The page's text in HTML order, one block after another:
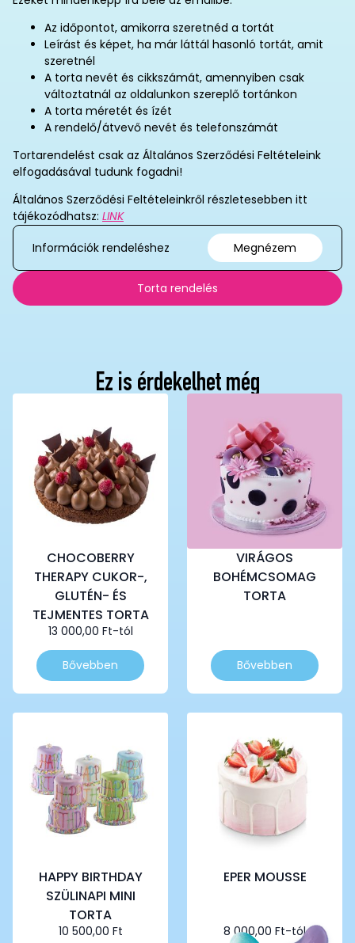
Az időpontot, amikorra szeretnéd a tortát
Leírást és képet, ha már láttál hasonló tortát, amit
szeretnél
A torta nevét és cikkszámát, amennyiben csak
változtatnál az oldalunkon szereplő tortánkon
A torta méretét és ízét
A rendelő/átvevő nevét és telefonszámát
Tortarendelést csak az Általános Szerződési Feltételeink
elfogadásával tudunk fogadni!
Általános Szerződési Feltételeinkről részletesebben itt
tájékozódhatsz: LINK
Információk rendeléshez
Megnézem
Torta rendelés
Ez is érdekelhet még
CHOCOBERRY
THERAPY CUKOR-,
GLUTÉN- ÉS
TEJMENTES TORTA
13 000,00 Ft-tól
Bővebben
Ennek
a
terméknek
van.
A
változatok
a
termékoldalon
választhatók
VIRÁGOS
BOHÉMCSOMAG
TORTA
Bővebben
Ennek
a
terméknek
változatok
termékoldalon
választhatók
HAPPY BIRTHDAY
SZÜLINAPI MINI
TORTA
10 500,00 Ft
EPER MOUSSE
8 000,00 Ft-tól